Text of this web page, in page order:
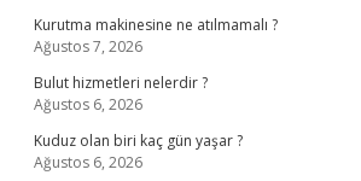
Kurutma makinesine ne atılmamalı ?
Ağustos 7, 2026
Bulut hizmetleri nelerdir ?
Ağustos 6, 2026
Kuduz olan biri kaç gün yaşar ?
Ağustos 6, 2026